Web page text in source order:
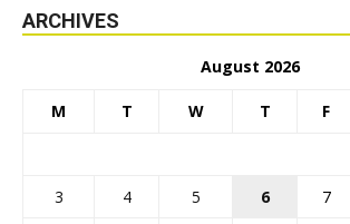
ARCHIVES
August 2026
M T W T F
3
4 5 6 7